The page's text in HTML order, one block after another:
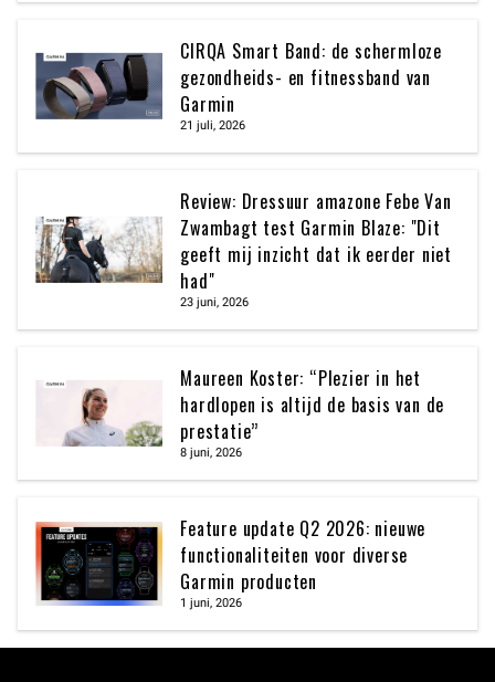
CIRQA Smart Band: de schermloze
gezondheids- en fitnessband van
Garmin
21 juli, 2026
Review: Dressuur amazone Febe Van
Zwambagt test Garmin Blaze: "Dit
geeft mij inzicht dat ik eerder niet
had"
23 juni, 2026
Maureen Koster: “Plezier in het
hardlopen is altijd de basis van de
prestatie”
8 juni, 2026
Feature update Q2 2026: nieuwe
functionaliteiten voor diverse
Garmin producten
1 juni, 2026